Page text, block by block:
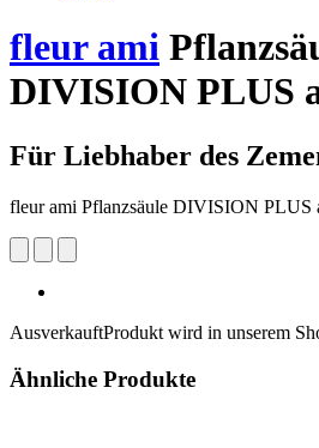
fleur ami
DIVISION PLUS
Für Liebhaber des
fleur ami Pflanzsäule DIVISION PLUS
AusverkauftProdukt wird in unserem
Ähnliche Produkte